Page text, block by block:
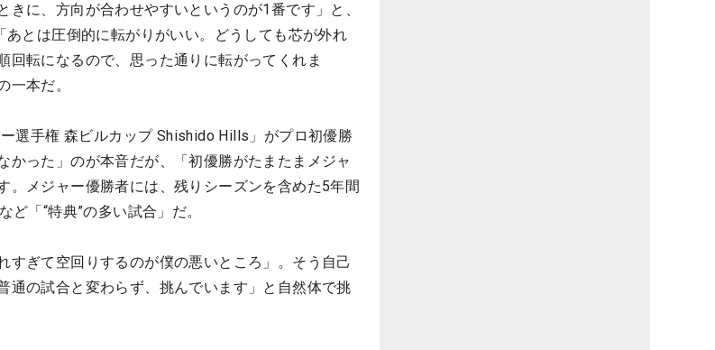
に、方向が合わせやすいというのが1番です」と、
あとは圧倒的に転がりがいい。どうしても芯が外れ
回転になるので、思った通りに転がってくれま
一本だ。
選手権 森ビルカップ Shishido Hills」がプロ初優勝
かった」のが本音だが、「初優勝がたまたまメジャ
。メジャー優勝者には、残りシーズンを含めた5年間
「“特典”の多い試合」だ。
すぎて空回りするのが僕の悪いところ」。そう自己
通の試合と変わらず、挑んでいます」と自然体で挑